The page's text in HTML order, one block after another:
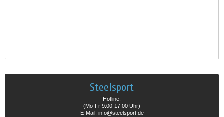
Steelsport
Hotline:
(Mo-Fr 9:00-17:00 Uhr)
E-Mail: info@steelsport.de